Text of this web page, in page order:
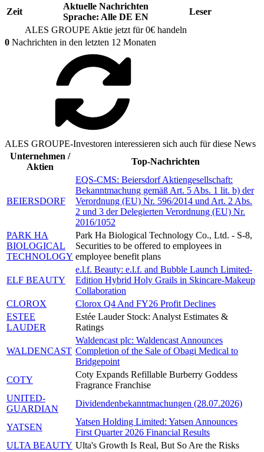
Zeit
Aktuelle Nachrichten
Sprache: Alle DE EN
Leser
ALES GROUPE Aktie jetzt für 0€ handeln
0 Nachrichten in den letzten 12 Monaten
ALES GROUPE-Investoren interessieren sich auch für diese News
Unternehmen /
Aktien
Top-Nachrichten
BEIERSDORF
EQS-CMS: Beiersdorf Aktiengesellschaft:
Bekanntmachung gemäß Art. 5 Abs. 1 lit. b) der
Verordnung (EU) Nr. 596/2014 und Art. 2 Abs.
2 und 3 der Delegierten Verordnung (EU) Nr.
2016/1052
PARK HA
BIOLOGICAL
TECHNOLOGY
Park Ha Biological Technology Co., Ltd. - S-8,
Securities to be offered to employees in
employee benefit plans
ELF BEAUTY
e.l.f. Beauty: e.l.f. and Bubble Launch Limited-
Edition Hybrid Holy Grails in Skincare-Makeup
Collaboration
CLOROX
Clorox Q4 And FY26 Profit Declines
ESTEE
LAUDER
Estée Lauder Stock: Analyst Estimates &
Ratings
WALDENCAST
Waldencast plc: Waldencast Announces
Completion of the Sale of Obagi Medical to
Bridgepoint
COTY
Coty Expands Refillable Burberry Goddess
Fragrance Franchise
UNITED-
GUARDIAN
Dividendenbekanntmachungen (28.07.2026)
YATSEN
Yatsen Holding Limited: Yatsen Announces
First Quarter 2026 Financial Results
ULTA BEAUTY Ulta's Growth Is Real, But So Are the Risks